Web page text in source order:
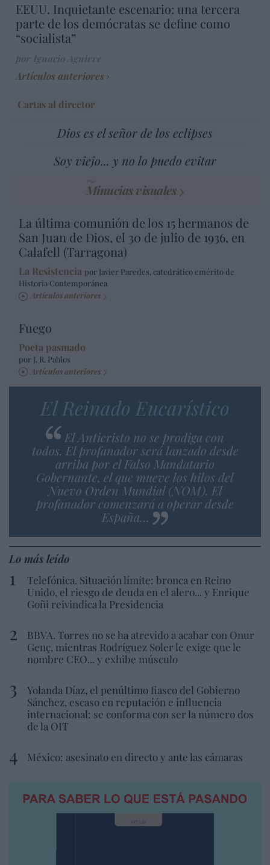
EEUU. Inquietante escenario: una tercera
parte de los demócratas se define como
“socialista”
Artículos anteriores
Cartas al director
Dios es el señor de los eclipses
Soy viejo... y no lo puedo evitar
Minucias visuales
La última comunión de los 15 hermanos de
San Juan de Dios, el 30 de julio de 1936, en
Calafell (Tarragona)
La Resistencia por Javier Paredes, catedrático emérito de
Historia Contemporánea
Artículos anteriores
Fuego
Poeta pasmado
por J. R. Pablos
Artículos anteriores
El Reinado Eucarístico
El Anticristo no se prodiga con
todos. El profanador será lanzado desde
arriba por el Falso Mandatario
Gobernante, el que mueve los hilos del
Nuevo Orden Mundial (NOM). El
profanador comenzará a operar desde
España…
Lo más leído
Telefónica. Situación límite: bronca en Reino
Unido, el riesgo de deuda en el alero... y Enrique
Goñi reivindica la Presidencia
BBVA. Torres no se ha atrevido a acabar con Onur
Genç, mientras Rodríguez Soler le exige que le
nombre CEO... y exhibe músculo
Yolanda Díaz, el penúltimo fiasco del Gobierno
Sánchez, escaso en reputación e influencia
internacional: se conforma con ser la número dos
de la OIT
México: asesinato en directo y ante las cámaras